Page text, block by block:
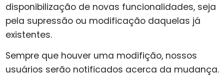
disponibilização de novas funcionalidades, seja
pela supressão ou modificação daquelas já
existentes.
Sempre que houver uma modifição, nossos
usuários serão notificados acerca da mudança.